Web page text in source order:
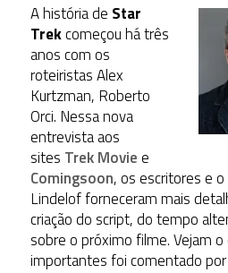
A história de Star
Trekcomeçou há três
anos com os
roteiristas Alex
Kurtzman, Roberto
Orci. Nessa nova
entrevista aos
sites Trek Moviee
Comingsoon, os escritores e
Lindelof forneceram mais
criação do script, do tempo
sobre o próximo filme. Vejam
importantes foi comentado por